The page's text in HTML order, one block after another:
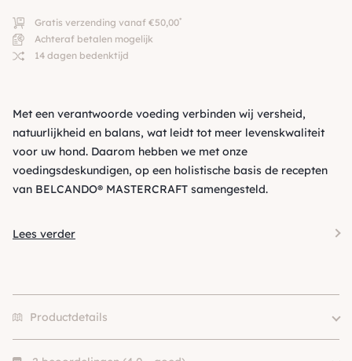
Gratis verzending vanaf €50,00*
Achteraf betalen mogelijk
14 dagen bedenktijd
Met een verantwoorde voeding verbinden wij versheid,
natuurlijkheid en balans, wat leidt tot meer levenskwaliteit
voor uw hond. Daarom hebben we met onze
voedingsdeskundigen, op een holistische basis de recepten
van BELCANDO® MASTERCRAFT samengesteld.
Lees verder
Productdetails